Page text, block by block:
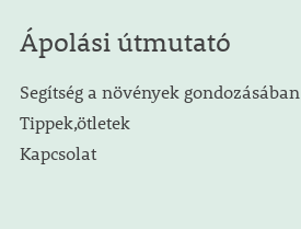
Ápolási útmutató
Segítség a növények gondozásában
Tippek,ötletek
Kapcsolat